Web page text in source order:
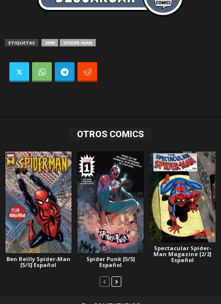
ETIQUETAS 2099 SPIDER-MAN
OTROS COMICS
Ben Reilly Spider-Man
[5/5] Español
Spider Punk [5/5]
Español
Spectacular Spider-
Man Magazine [2/2]
Español